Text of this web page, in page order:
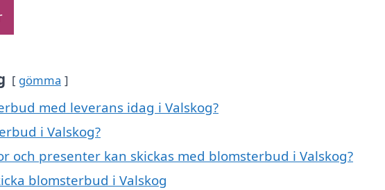
gömma
med leverans idag i Valskog?
i Valskog?
och presenter kan skickas med blomsterbud i Valskog?
blomsterbud i Valskog